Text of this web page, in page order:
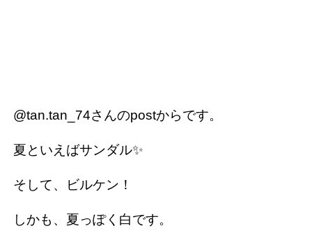
@tan.tan_74さんのpostからです。
夏といえばサンダル✨
そして、ビルケン！
しかも、夏っぽく白です。